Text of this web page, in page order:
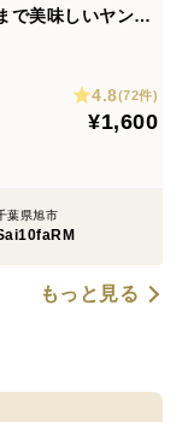
で美味しいヤング
4.8(72件)
¥1,600
葉県旭市
もっと見る